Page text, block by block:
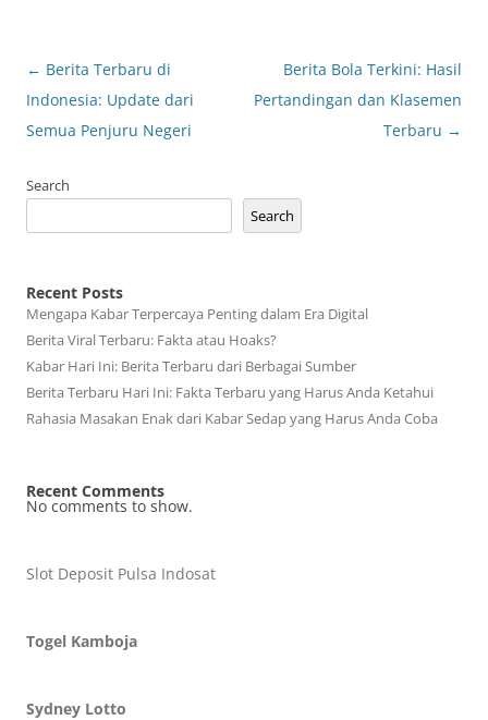
Post
navigation
← Berita Terbaru di
Indonesia: Update dari
Semua Penjuru Negeri
Berita Bola Terkini: Hasil
Pertandingan dan Klasemen
Terbaru →
Search
Search
Recent Posts
Mengapa Kabar Terpercaya Penting dalam Era Digital
Berita Viral Terbaru: Fakta atau Hoaks?
Kabar Hari Ini: Berita Terbaru dari Berbagai Sumber
Berita Terbaru Hari Ini: Fakta Terbaru yang Harus Anda Ketahui
Rahasia Masakan Enak dari Kabar Sedap yang Harus Anda Coba
Recent Comments
No comments to show.
Slot Deposit Pulsa Indosat
Togel Kamboja
Sydney Lotto